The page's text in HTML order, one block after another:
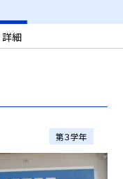
詳細
第３学年